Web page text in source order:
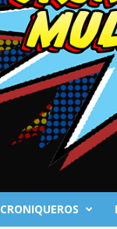
CRONIQUEROS